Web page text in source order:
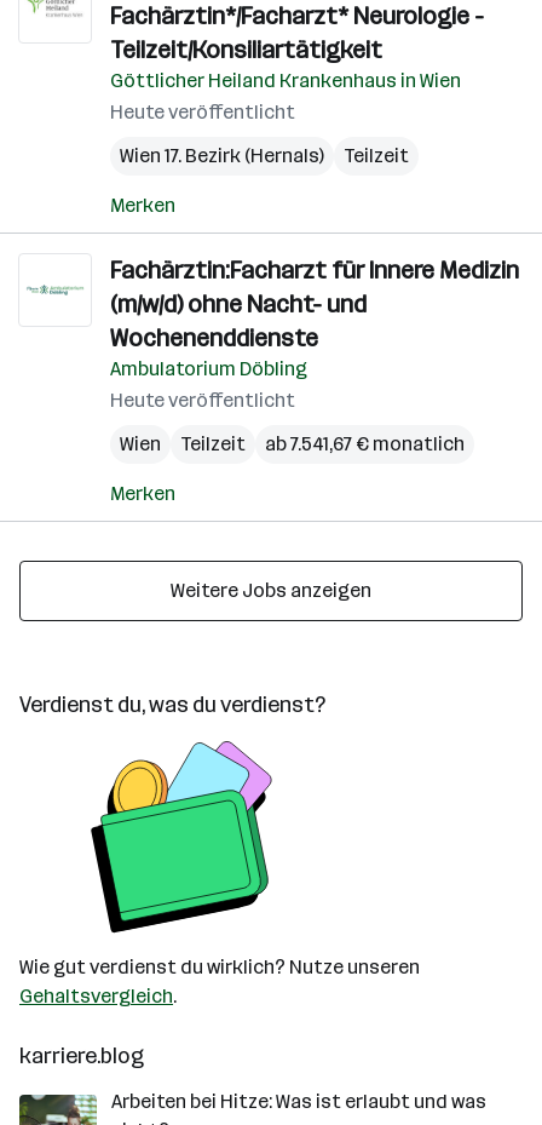
Fachärztin*/Facharzt* Neurologie -
Teilzeit/Konsiliartätigkeit
Göttlicher Heiland Krankenhaus in Wien
Heute veröffentlicht
Wien 17. Bezirk (Hernals)
Teilzeit
Merken
Fachärztin:Facharzt für Innere Medizin
(m/w/d) ohne Nacht- und
Wochenenddienste
Ambulatorium Döbling
Heute veröffentlicht
Wien
Teilzeit ab 7.541,67 € monatlich
Merken
Weitere Jobs anzeigen
Verdienst du, was du verdienst?
Wie gut verdienst du wirklich? Nutze unseren
Gehaltsvergleich.
karriere.blog
Arbeiten bei Hitze: Was ist erlaubt und was